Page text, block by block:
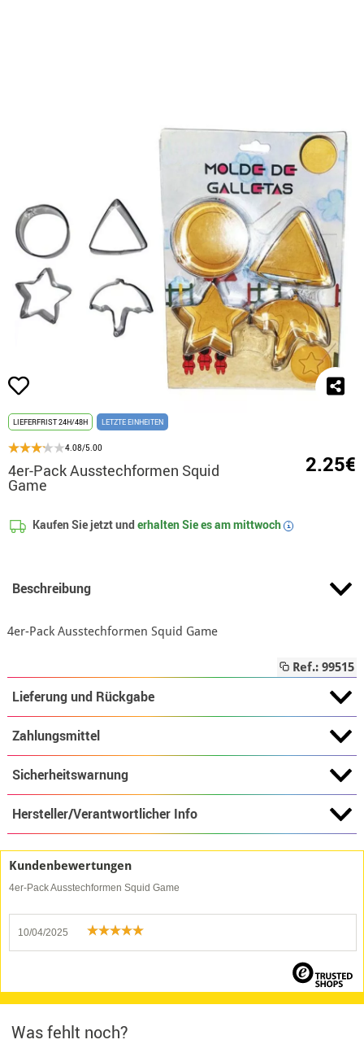
LIEFERFRIST 24H/48H LETZTE EINHEITEN
4.08/5.00
4er-Pack Ausstechformen Squid
Game
2.25€
Kaufen Sie jetzt underhalten Sie es ammittwoch i
Beschreibung
4er-Pack Ausstechformen Squid Game
Ref.: 99515
Lieferung und Rückgabe
Zahlungsmittel
Sicherheitswarnung
Hersteller/Verantwortlicher Info
Kundenbewertungen
4er-Pack Ausstechformen Squid Game
10/04/2025
Was fehlt noch?